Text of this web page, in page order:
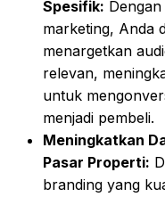
Spesifik: Dengan
marketing, Anda
menargetkan
relevan,
untuk
menjadi pembeli.
Meningkatkan
Pasar Properti:
branding yang